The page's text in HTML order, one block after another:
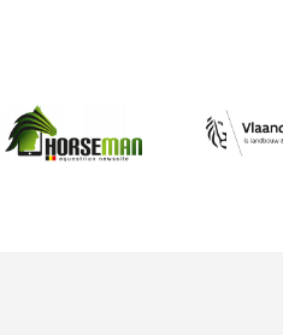
Afbeelding Afbeelding